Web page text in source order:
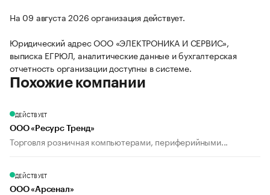
На 09 августа 2026 организация действует.
Юридический адрес ООО «ЭЛЕКТРОНИКА И СЕРВИС»,
выписка ЕГРЮЛ, аналитические данные и бухгалтерская
отчетность организации доступны в системе.
Похожие компании
ДЕЙСТВУЕТ
ООО «Ресурс Тренд»
Торговля розничная компьютерами, периферийными...
ДЕЙСТВУЕТ
ООО «Арсенал»